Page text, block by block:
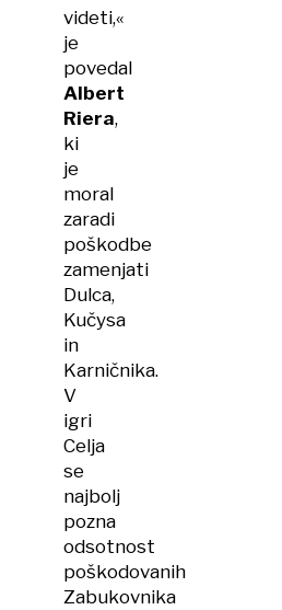
videti,«
je
povedal
Albert
Riera,
ki
je
moral
zaradi
poškodbe
zamenjati
Dulca,
Kučysa
in
Karničnika.
V
igri
Celja
se
najbolj
pozna
odsotnost
poškodovanih
Zabukovnika